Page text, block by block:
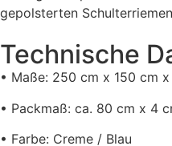
gepolsterten
Technische
• Maße: 250 cm x 150 cm
• Packmaß: ca. 80 cm x 4
• Farbe: Creme / Blau